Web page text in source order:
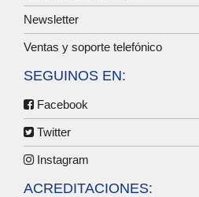
Newsletter
Ventas y soporte telefónico
SEGUINOS EN:
Facebook
Twitter
Instagram
ACREDITACIONES: